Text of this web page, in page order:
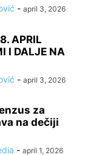
- april 3, 2026
APRIL
I DALJE NA
- april 3, 2026
za
na dečiji
- april 1, 2026